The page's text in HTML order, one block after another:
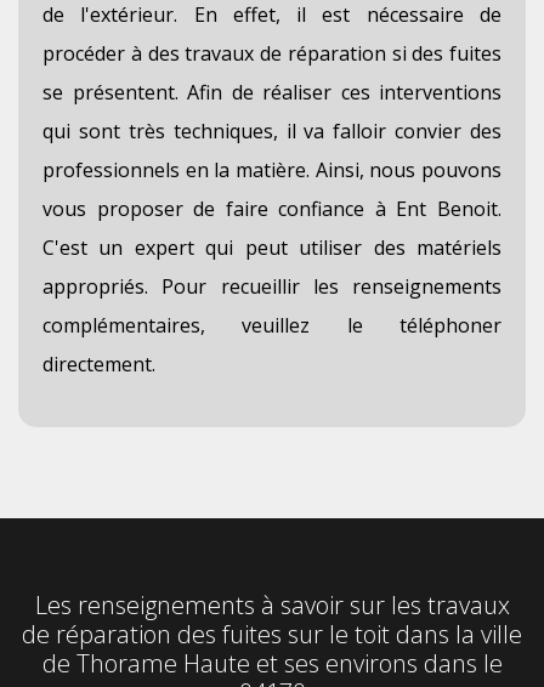
de l'extérieur. En effet, il est nécessaire de
procéder à des travaux de réparation si des fuites
se présentent. Afin de réaliser ces interventions
qui sont très techniques, il va falloir convier des
professionnels en la matière. Ainsi, nous pouvons
vous proposer de faire confiance à Ent Benoit.
C'est un expert qui peut utiliser des matériels
appropriés. Pour recueillir les renseignements
complémentaires, veuillez le téléphoner
directement.
Les renseignements à savoir sur les travaux
de réparation des fuites sur le toit dans la ville
de Thorame Haute et ses environs dans le